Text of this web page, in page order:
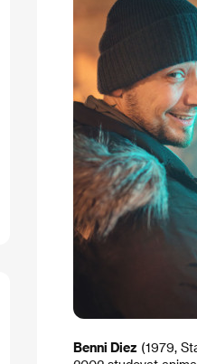
Benni Diez (1979,